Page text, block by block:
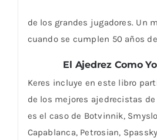
de los grandes jugadores. Un
cuando se cumplen 50 años
El Ajedrez Como
Keres incluye en este libro
de los mejores ajedrecistas
es el caso de Botvinnik,
Capablanca, Petrosian,